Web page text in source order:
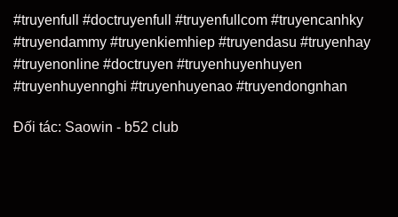
#truyenfull #doctruyenfull #truyenfullcom #truyencanhky
#truyendammy #truyenkiemhiep #truyendasu #truyenhay
#truyenonline #doctruyen #truyenhuyenhuyen
#truyenhuyennghi #truyenhuyenao #truyendongnhan
Đối tác: Saowin - b52 club